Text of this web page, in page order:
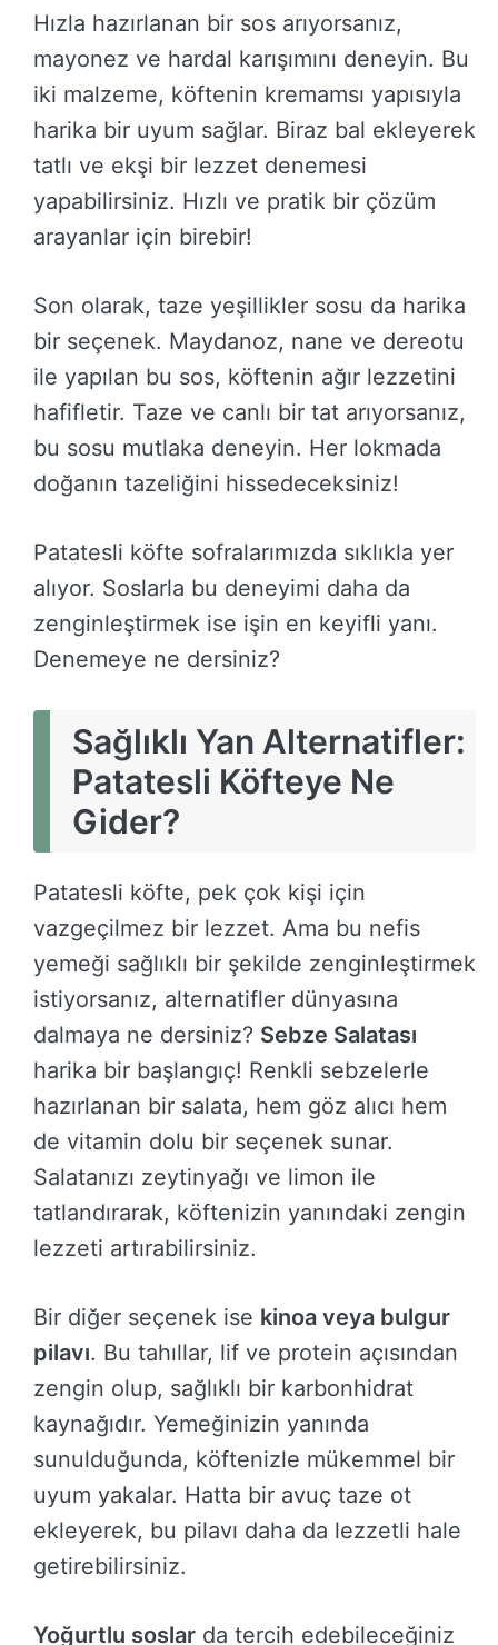
Hızla hazırlanan bir sos arıyorsanız,
mayonez ve hardal karışımını deneyin. Bu
iki malzeme, köftenin kremamsı yapısıyla
harika bir uyum sağlar. Biraz bal ekleyerek
tatlı ve ekşi bir lezzet denemesi
yapabilirsiniz. Hızlı ve pratik bir çözüm
arayanlar için birebir!
Son olarak, taze yeşillikler sosu da harika
bir seçenek. Maydanoz, nane ve dereotu
ile yapılan bu sos, köftenin ağır lezzetini
hafifletir. Taze ve canlı bir tat arıyorsanız,
bu sosu mutlaka deneyin. Her lokmada
doğanın tazeliğini hissedeceksiniz!
Patatesli köfte sofralarımızda sıklıkla yer
alıyor. Soslarla bu deneyimi daha da
zenginleştirmek ise işin en keyifli yanı.
Denemeye ne dersiniz?
Sağlıklı Yan Alternatifler:
Patatesli Köfteye Ne
Gider?
Patatesli köfte, pek çok kişi için
vazgeçilmez bir lezzet. Ama bu nefis
yemeği sağlıklı bir şekilde zenginleştirmek
istiyorsanız, alternatifler dünyasına
dalmaya ne dersiniz? Sebze Salatası
harika bir başlangıç! Renkli sebzelerle
hazırlanan bir salata, hem göz alıcı hem
de vitamin dolu bir seçenek sunar.
Salatanızı zeytinyağı ve limon ile
tatlandırarak, köftenizin yanındaki zengin
lezzeti artırabilirsiniz.
Bir diğer seçenek ise kinoa veya bulgur
pilavı. Bu tahıllar, lif ve protein açısından
zengin olup, sağlıklı bir karbonhidrat
kaynağıdır. Yemeğinizin yanında
sunulduğunda, köftenizle mükemmel bir
uyum yakalar. Hatta bir avuç taze ot
ekleyerek, bu pilavı daha da lezzetli hale
getirebilirsiniz.
Yoğurtlu soslar da tercih edebileceğiniz